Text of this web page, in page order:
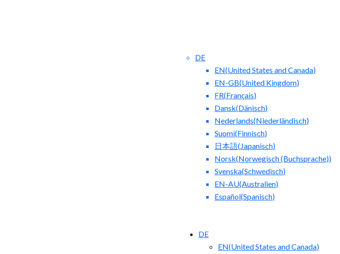
DE
EN(United States and Canada)
EN-GB(United Kingdom)
FR(Français)
Dansk(Dänisch)
Nederlands(Niederländisch)
Suomi(Finnisch)
日本語(Japanisch)
Norsk(Norwegisch (Buchsprache))
Svenska(Schwedisch)
EN-AU(Australien)
Español(Spanisch)
DE
EN(United States and Canada)